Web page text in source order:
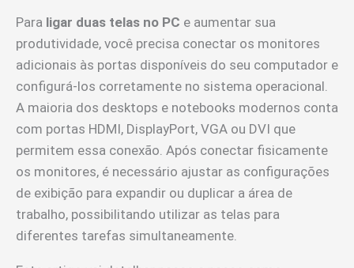
Para ligar duas telas no PC e aumentar sua
produtividade, você precisa conectar os monitores
adicionais às portas disponíveis do seu computador e
configurá-los corretamente no sistema operacional.
A maioria dos desktops e notebooks modernos conta
com portas HDMI, DisplayPort, VGA ou DVI que
permitem essa conexão. Após conectar fisicamente
os monitores, é necessário ajustar as configurações
de exibição para expandir ou duplicar a área de
trabalho, possibilitando utilizar as telas para
diferentes tarefas simultaneamente.